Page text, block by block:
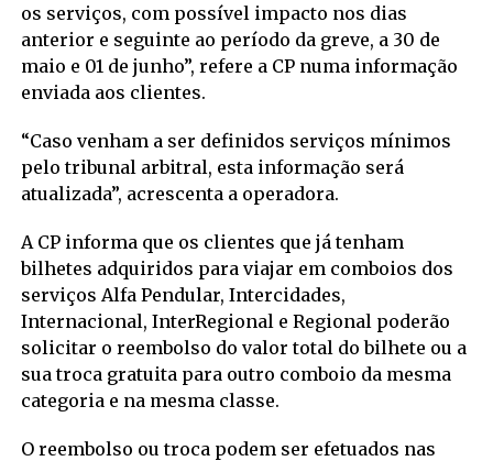
os serviços, com possível impacto nos dias
anterior e seguinte ao período da greve, a 30 de
maio e 01 de junho”, refere a CP numa informação
enviada aos clientes.
“Caso venham a ser definidos serviços mínimos
pelo tribunal arbitral, esta informação será
atualizada”, acrescenta a operadora.
A CP informa que os clientes que já tenham
bilhetes adquiridos para viajar em comboios dos
serviços Alfa Pendular, Intercidades,
Internacional, InterRegional e Regional poderão
solicitar o reembolso do valor total do bilhete ou a
sua troca gratuita para outro comboio da mesma
categoria e na mesma classe.
O reembolso ou troca podem ser efetuados nas